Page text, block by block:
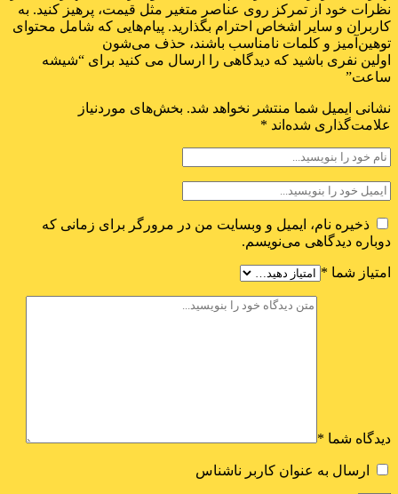
نظرات خود از تمرکز روی عناصر متغیر مثل قیمت، پرهیز کنید. به
کاربران و سایر اشخاص احترام بگذارید. پیام‌هایی که شامل محتوای
توهین‌آمیز و کلمات نامناسب باشند، حذف می‌شون
اولین نفری باشید که دیدگاهی را ارسال می کنید برای “شیشه
ساعت”
نشانی ایمیل شما منتشر نخواهد شد. بخش‌های موردنیاز
علامت‌گذاری شده‌اند *
ذخیره نام، ایمیل و وبسایت من در مرورگر برای زمانی که
دوباره دیدگاهی می‌نویسم.
امتیاز شما *
دیدگاه شما *
ارسال به عنوان کاربر ناشناس